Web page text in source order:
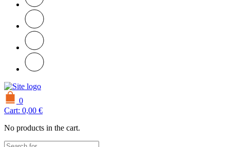
0
Cart: 0,00 €
No products in the cart.